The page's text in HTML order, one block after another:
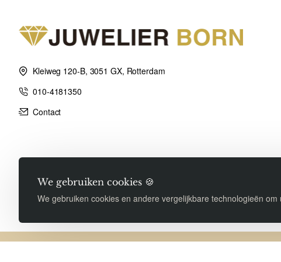
We gebruiken cookies 🍪
We gebruiken cookies en andere vergelijkbare technologieën
Kleiweg 120-B, 3051 GX, Rotterdam
010-4181350
Contact